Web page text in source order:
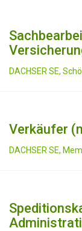
DACHSER SE,
Verkäufer
DACHSER SE,